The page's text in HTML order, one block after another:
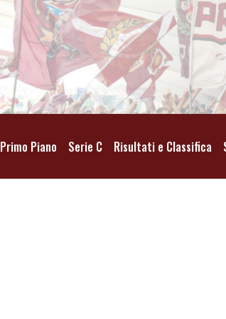
Primo Piano Serie C Risultati e Classifica